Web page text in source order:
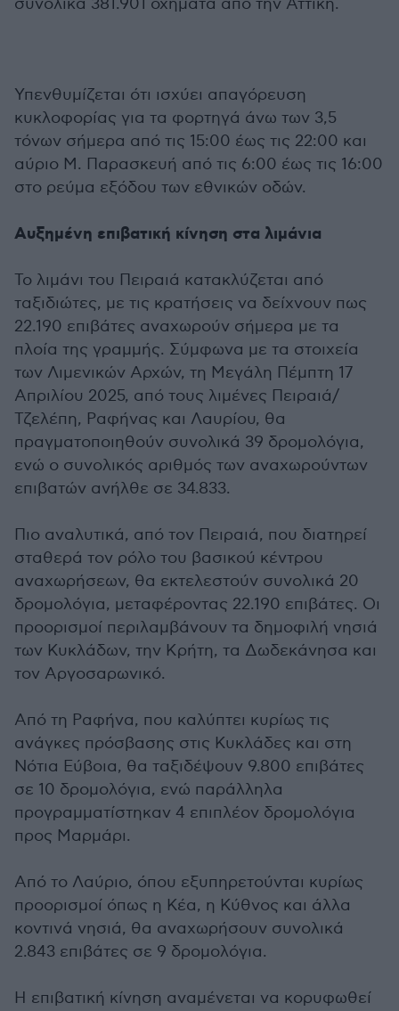
συνολικά 381.901 οχήματα από την Αττική.
Υπενθυμίζεται ότι ισχύει απαγόρευση
κυκλοφορίας για τα φορτηγά άνω των 3,5
τόνων σήμερα από τις 15:00 έως τις 22:00 και
αύριο Μ. Παρασκευή από τις 6:00 έως τις 16:00
στο ρεύμα εξόδου των εθνικών οδών.
Αυξημένη επιβατική κίνηση στα λιμάνια
Το λιμάνι του Πειραιά κατακλύζεται από
ταξιδιώτες, με τις κρατήσεις να δείχνουν πως
22.190 επιβάτες αναχωρούν σήμερα με τα
πλοία της γραμμής. Σύμφωνα με τα στοιχεία
των Λιμενικών Αρχών, τη Μεγάλη Πέμπτη 17
Απριλίου 2025, από τους λιμένες Πειραιά/
Τζελέπη, Ραφήνας και Λαυρίου, θα
πραγματοποιηθούν συνολικά 39 δρομολόγια,
ενώ ο συνολικός αριθμός των αναχωρούντων
επιβατών ανήλθε σε 34.833.
Πιο αναλυτικά, από τον Πειραιά, που διατηρεί
σταθερά τον ρόλο του βασικού κέντρου
αναχωρήσεων, θα εκτελεστούν συνολικά 20
δρομολόγια, μεταφέροντας 22.190 επιβάτες. Οι
προορισμοί περιλαμβάνουν τα δημοφιλή νησιά
των Κυκλάδων, την Κρήτη, τα Δωδεκάνησα και
τον Αργοσαρωνικό.
Από τη Ραφήνα, που καλύπτει κυρίως τις
ανάγκες πρόσβασης στις Κυκλάδες και στη
Νότια Εύβοια, θα ταξιδέψουν 9.800 επιβάτες
σε 10 δρομολόγια, ενώ παράλληλα
προγραμματίστηκαν 4 επιπλέον δρομολόγια
προς Μαρμάρι.
Από το Λαύριο, όπου εξυπηρετούνται κυρίως
προορισμοί όπως η Κέα, η Κύθνος και άλλα
κοντινά νησιά, θα αναχωρήσουν συνολικά
2.843 επιβάτες σε 9 δρομολόγια.
Η επιβατική κίνηση αναμένεται να κορυφωθεί